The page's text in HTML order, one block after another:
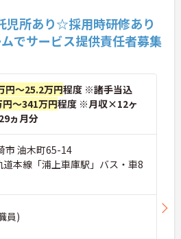
児所あり☆採用時研修あり
でサービス提供責任者募集
円～25.2万円程度 ※諸手当込
円～341万円程度 ※月収×12ヶ
ヵ月分
市 油木町65-14
道本線「浦上車庫駅」バス・車8
員)